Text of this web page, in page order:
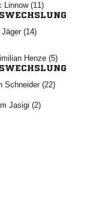
 

 
 
 